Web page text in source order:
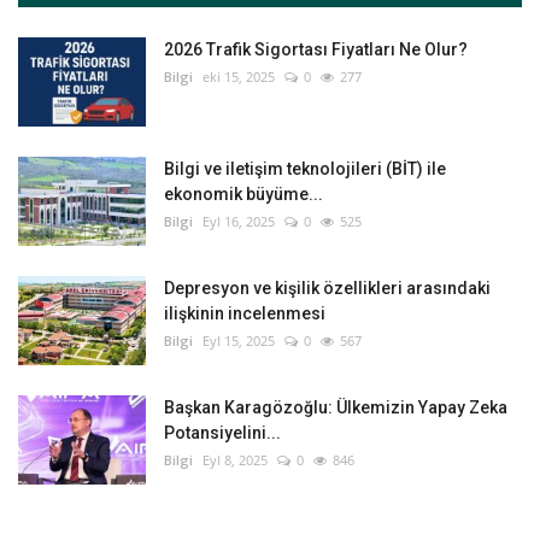
2026 Trafik Sigortası Fiyatları Ne Olur?
Bilgi eki 15, 2025 0 277
Bilgi ve iletişim teknolojileri (BİT) ile
ekonomik büyüme...
Bilgi Eyl 16, 2025 0 525
Depresyon ve kişilik özellikleri arasındaki
ilişkinin incelenmesi
Bilgi Eyl 15, 2025 0 567
Başkan Karagözoğlu: Ülkemizin Yapay Zeka
Potansiyelini...
Bilgi Eyl 8, 2025 0 846